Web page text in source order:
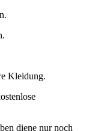
Kleidung.
diene nur noch